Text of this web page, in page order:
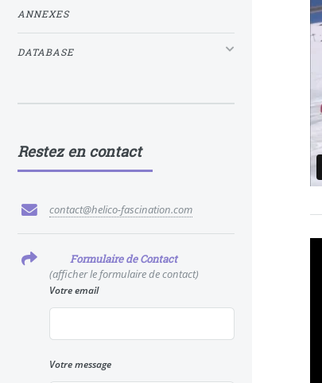
ANNEXES
DATABASE
Restez en contact
contact@helico-fascination.com
Formulaire de Contact
(afficher le formulaire de contact)
Votre email
Votre message